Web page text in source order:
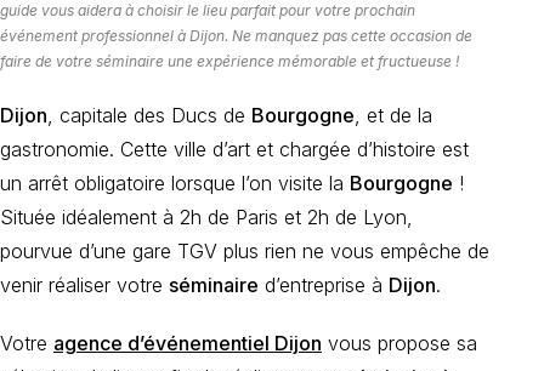
guide vous aidera à choisir le lieu parfait pour votre prochain
événement professionnel à Dijon. Ne manquez pas cette occasion de
faire de votre séminaire une expérience mémorable et fructueuse !
Dijon, capitale des Ducs de Bourgogne, et de la
gastronomie. Cette ville d’art et chargée d’histoire est
un arrêt obligatoire lorsque l’on visite la Bourgogne !
Située idéalement à 2h de Paris et 2h de Lyon,
pourvue d’une gare TGV plus rien ne vous empêche de
venir réaliser votre séminaire d’entreprise à Dijon.
Votre agence d’événementiel Dijon vous propose sa